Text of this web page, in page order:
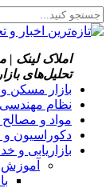
املاک لینک |
تحلیل‌های
بازار مسکن و
نظام
مواد و
دکوراسیون
بازاریابی و
آموزش